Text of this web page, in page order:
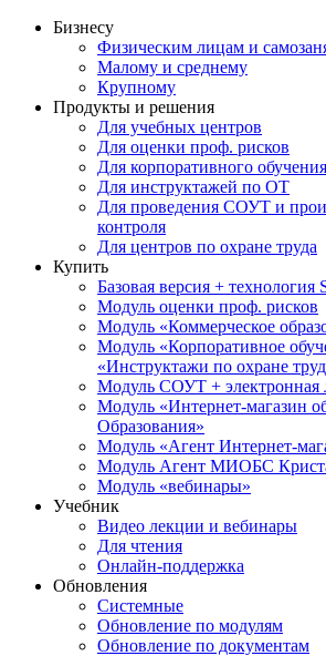
Бизнесу
Физическим лицам и
Малому и среднему
Крупному
Продукты и решения
Для учебных центров
Для оценки проф. рисков
Для корпоративного обучения
Для инструктажей по ОТ
Для проведения СОУТ и
контроля
Для центров по охране труда
Купить
Базовая версия + технология
Модуль оценки проф. рисков
Модуль «Коммерческое
Модуль «Корпоративное
«Инструктажи по охране
Модуль СОУТ + электронная
Модуль «Интернет-магазин
Образования»
Модуль «Агент Интернет-
Модуль Агент МИОБС
Модуль «вебинары»
Учебник
Видео лекции и вебинары
Для чтения
Онлайн-поддержка
Обновления
Системные
Обновление по модулям
Обновление по документам